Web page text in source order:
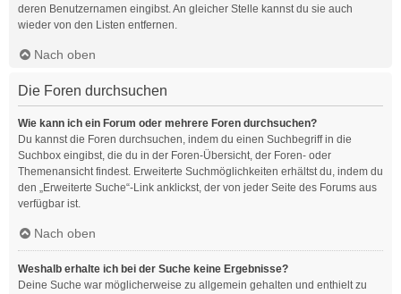
deren Benutzernamen eingibst. An gleicher Stelle kannst du sie auch
wieder von den Listen entfernen.
Nach oben
Die Foren durchsuchen
Wie kann ich ein Forum oder mehrere Foren durchsuchen?
Du kannst die Foren durchsuchen, indem du einen Suchbegriff in die
Suchbox eingibst, die du in der Foren-Übersicht, der Foren- oder
Themenansicht findest. Erweiterte Suchmöglichkeiten erhältst du, indem du
den „Erweiterte Suche“-Link anklickst, der von jeder Seite des Forums aus
verfügbar ist.
Nach oben
Weshalb erhalte ich bei der Suche keine Ergebnisse?
Deine Suche war möglicherweise zu allgemein gehalten und enthielt zu